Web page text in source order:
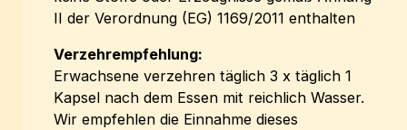
II der Verordnung (EG) 1169/2011 enthalten
Verzehrempfehlung:
Erwachsene verzehren täglich 3 x täglich 1
Kapsel nach dem Essen mit reichlich Wasser.
Wir empfehlen die Einnahme dieses